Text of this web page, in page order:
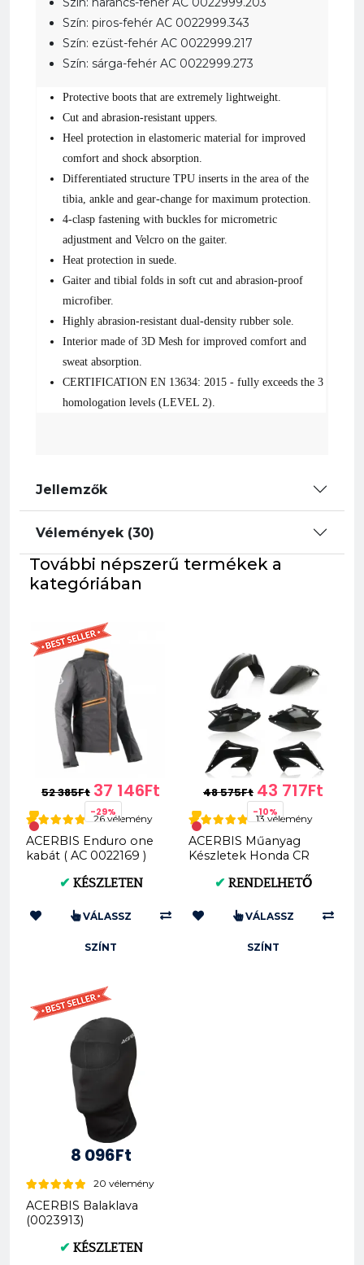
Szín: piros-fehér AC 0022999.343
Szín: ezüst-fehér AC 0022999.217
Szín: sárga-fehér AC 0022999.273
Protective boots that are extremely lightweight.
Cut and abrasion-resistant uppers.
Heel protection in elastomeric material for improved
comfort and shock absorption.
Differentiated structure TPU inserts in the area of the
tibia, ankle and gear-change for maximum protection.
4-clasp fastening with buckles for micrometric
adjustment and Velcro on the gaiter.
Heat protection in suede.
Gaiter and tibial folds in soft cut and abrasion-proof
microfiber.
Highly abrasion-resistant dual-density rubber sole.
Interior made of 3D Mesh for improved comfort and
sweat absorption.
CERTIFICATION EN 13634: 2015 - fully exceeds the 3
homologation levels (LEVEL 2).
Jellemzők
Vélemények (30)
További népszerű termékek a
kategóriában
52 385Ft 37 146Ft
-29%
26 vélemény
ACERBIS Enduro one
kabát ( AC 0022169 )
✔ KÉSZLETEN
VÁLASSZ
SZÍNT
48 575Ft 43 717Ft
-10%
13 vélemény
ACERBIS Műanyag
Készletek Honda CR
(Fekete * Standard) AC
✔ RENDELHETŐ
VÁLASSZ
SZÍNT
8 096Ft
20 vélemény
ACERBIS Balaklava
(0023913)
✔ KÉSZLETEN